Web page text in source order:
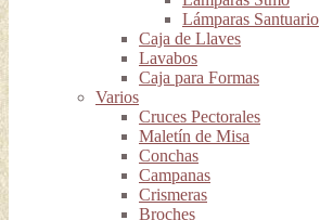
Lámparas Santuario
Caja de Llaves
Lavabos
Caja para Formas
Varios
Cruces Pectorales
Maletín de Misa
Conchas
Campanas
Crismeras
Broches